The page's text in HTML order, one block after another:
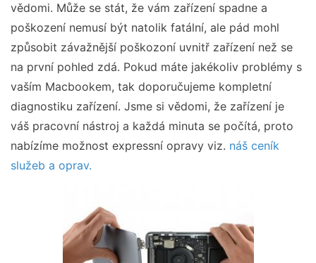
vědomi. Může se stát, že vám zařízení spadne a
poškození nemusí být natolik fatální, ale pád mohl
způsobit závažnější poškozoní uvnitř zařízení než se
na první pohled zdá. Pokud máte jakékoliv problémy s
vaším Macbookem, tak doporučujeme kompletní
diagnostiku zařízení. Jsme si vědomi, že zařízení je
váš pracovní nástroj a každá minuta se počítá, proto
nabízíme možnost expressní opravy viz. náš ceník
služeb a oprav.